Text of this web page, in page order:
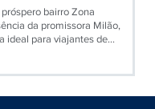
bairro Zona
da promissora Milão,
ideal para viajantes de...